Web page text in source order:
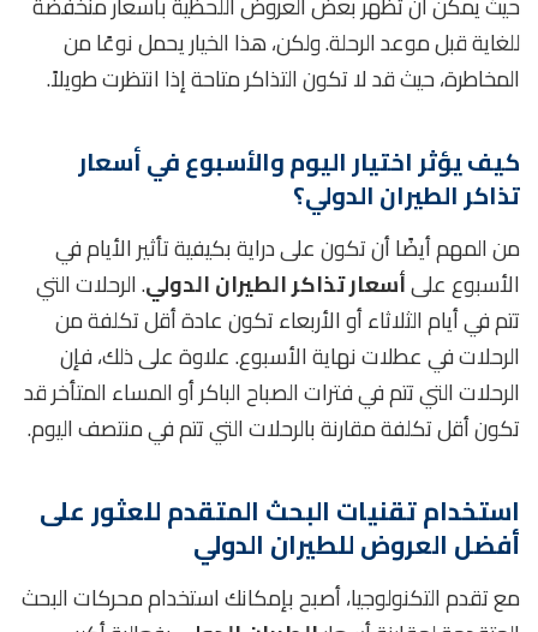
للغاية قبل موعد الرحلة. ولكن، هذا الخيار يحمل نوعًا من
المخاطرة، حيث قد لا تكون التذاكر متاحة إذا انتظرت طويلاً.
كيف يؤثر اختيار اليوم والأسبوع في أسعار
تذاكر الطيران الدولي؟
من المهم أيضًا أن تكون على دراية بكيفية تأثير الأيام في
الأسبوع علىأسعار تذاكر الطيران الدولي. الرحلات التي
تتم في أيام الثلاثاء أو الأربعاء تكون عادة أقل تكلفة من
الرحلات في عطلات نهاية الأسبوع. علاوة على ذلك، فإن
الرحلات التي تتم في فترات الصباح الباكر أو المساء المتأخر قد
تكون أقل تكلفة مقارنة بالرحلات التي تتم في منتصف اليوم.
استخدام تقنيات البحث المتقدم للعثور على
أفضل العروض للطيران الدولي
مع تقدم التكنولوجيا، أصبح بإمكانك استخدام محركات البحث